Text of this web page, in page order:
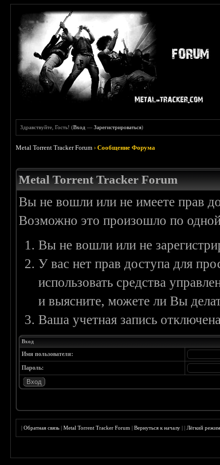
Здравствуйте, Гость! (Вход —Зарегистрироваться)
Metal Torrent Tracker Forum ›Сообщение Форума
Metal Torrent Tracker Forum
Вы не вошли или не имеете прав
Возможно это произошло по
Вы не вошли или не
У вас нет прав доступа для
использовать средства
и выясните, можете ли Вы
Ваша учетная запись
Вход
Имя пользователя:
Пароль:
|Обратная связь |Metal Torrent Tracker Forum |Вернуться к началу ||Лёгкий